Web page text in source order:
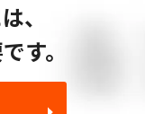
、
す。